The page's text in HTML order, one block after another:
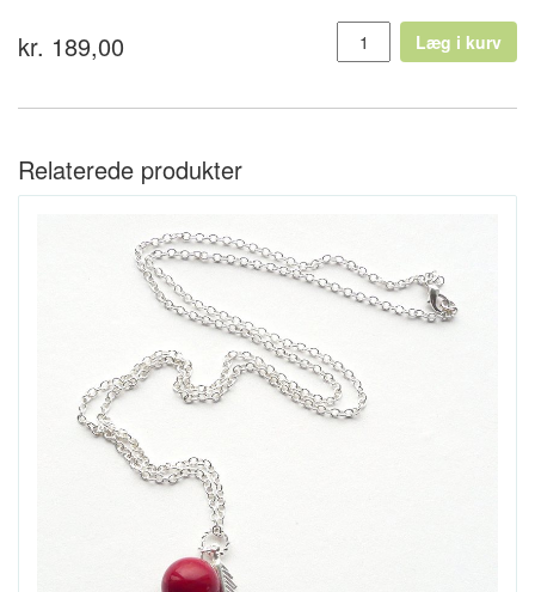
kr. 189,00 Læg i kurv
Relaterede produkter